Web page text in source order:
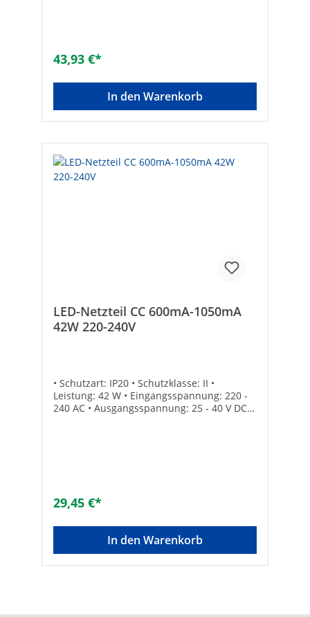
43,93 €*
In den Warenkorb
LED-Netzteil CC 600mA-1050mA
42W 220-240V
• Schutzart: IP20 • Schutzklasse: II •
Leistung: 42 W • Eingangsspannung: 220 -
240 AC • Ausgangsspannung: 25 - 40 V DC •
29,45 €*
In den Warenkorb